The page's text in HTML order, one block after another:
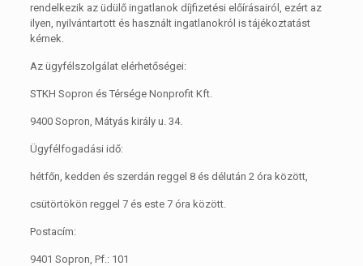
rendelkezik az üdülő ingatlanok díjfizetési előírásairól, ezért az
ilyen, nyilvántartott és használt ingatlanokról is tájékoztatást
kérnek.
Az ügyfélszolgálat elérhetőségei:
STKH Sopron és Térsége Nonprofit Kft.
9400 Sopron, Mátyás király u. 34.
Ügyfélfogadási idő:
hétfőn, kedden és szerdán reggel 8 és délután 2 óra között,
csütörtökön reggel 7 és este 7 óra között.
Postacím:
9401 Sopron, Pf.: 101